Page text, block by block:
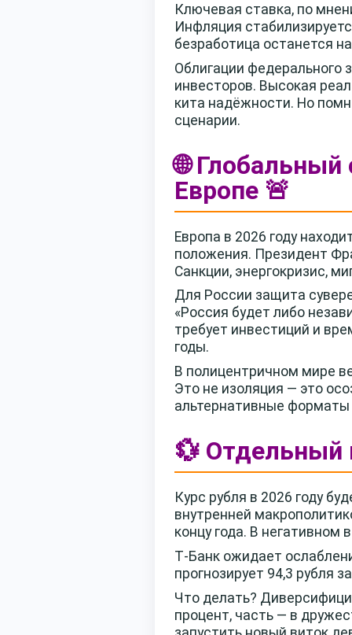
Ключевая ставка, по
Инфляция
безработица останется
Облигации федерального
инвесторов. Высокая
кита надёжности. Но
сценарии.
🌐
Европе 🚨
Европа в 2026 году
положения. Президент
Санкции, энергокризис,
Для России защита
«Россия будет либо
требует инвестиций и
годы.
В полицентричном мире
Это не изоляция — это
альтернативные
💱 Отдельный
Курс рубля в 2026 году
внутренней
концу года. В негативном
Т‑Банк ожидает
прогнозирует 94,3 рубля
Что делать?
процент, часть — в